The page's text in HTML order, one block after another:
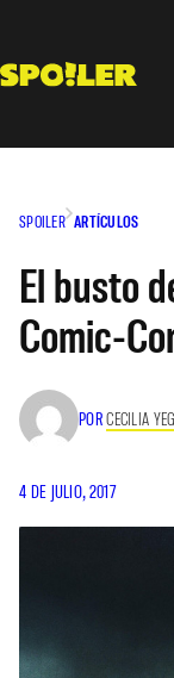
contenido
SPOILER ARTÍCULOS
El busto
Comic-
PORCECILIA
4 DE JULIO, 2017